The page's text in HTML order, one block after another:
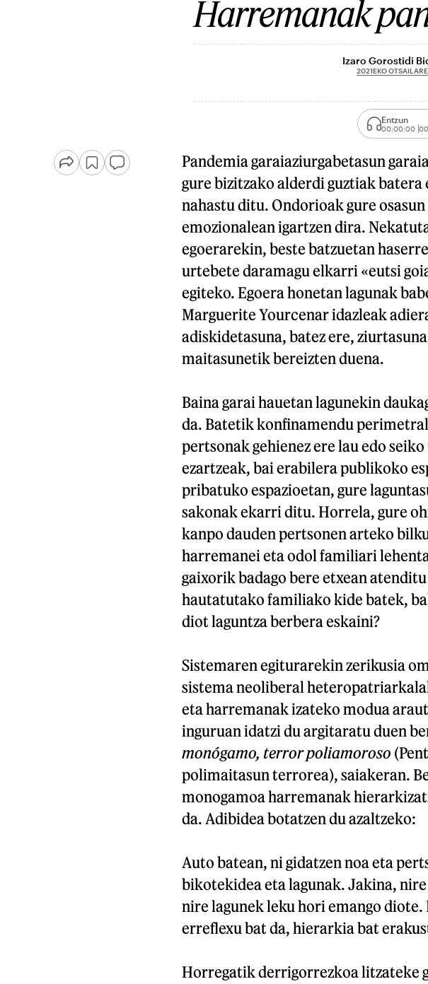
Harremanak
Izaro Gorostidi
2021EKO
Entzun
00:00:00
Pandemia garaiaziurgabetasun
gure bizitzako alderdi guztiak batera
nahastu ditu. Ondorioak gure
emozionalean igartzen dira.
egoerarekin, beste batzuetan
urtebete daramagu elkarri «eutsi
egiteko. Egoera honetan lagunak
Marguerite Yourcenar idazleak
adiskidetasuna, batez ere,
maitasunetik bereizten duena.
Baina garai hauetan lagunekin
da. Batetik konfinamendu
pertsonak gehienez ere lau edo
ezartzeak, bai erabilera publikoko
pribatuko espazioetan, gure
sakonak ekarri ditu. Horrela, gure
kanpo dauden pertsonen arteko
harremanei eta odol familiari
gaixorik badago bere etxean
hautatutako familiako kide batek,
diot laguntza berbera eskaini?
Sistemaren egiturarekin zerikusia
sistema neoliberal
eta harremanak izateko modua
inguruan idatzi du argitaratu duen
monógamo, terror poliamoroso
polimaitasun terrorea), saiakeran.
monogamoa harremanak
da. Adibidea botatzen du azaltzeko:
Auto batean, ni gidatzen noa eta
bikotekidea eta lagunak. Jakina,
nire lagunek leku hori emango
erreflexu bat da, hierarkia bat
Horregatik derrigorrezkoa litzateke